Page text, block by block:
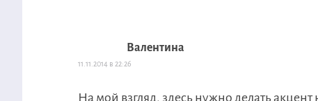
Валентина
11.11.2014 в 22:26
На мой взгляд, здесь нужно делать